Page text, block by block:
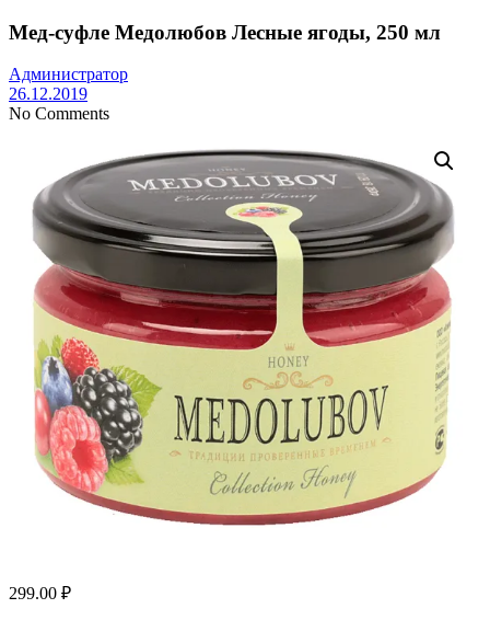
Мед-суфле Медолюбов Лесные ягоды, 250 мл
Администратор
26.12.2019
No Comments
299.00 ₽